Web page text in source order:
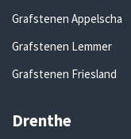
Grafstenen Appelscha
Grafstenen Lemmer
Grafstenen Friesland
Drenthe